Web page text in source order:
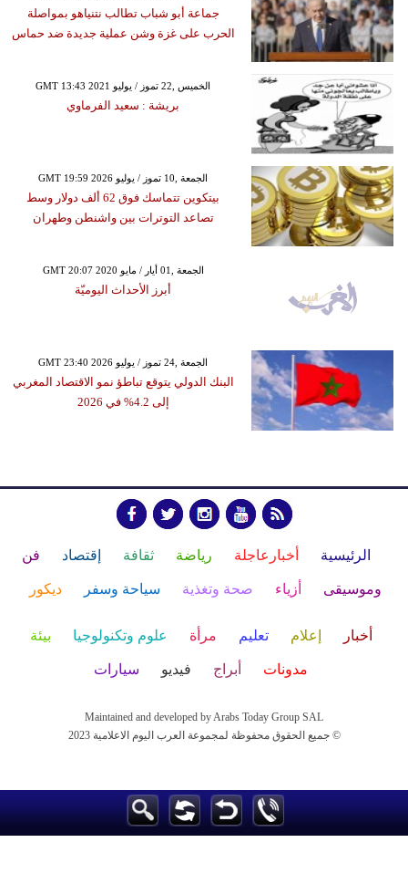
جماعة أبو شباب تطالب نتنياهو بمواصلة
الحرب على غزة وشن عملية جديدة ضد حماس
GMT 13:43 2021 الخميس ,22 تموز / يوليو
بريشة : سعيد الفرماوي
GMT 19:59 2026 الجمعة ,10 تموز / يوليو
بيتكوين تتماسك فوق 62 ألف دولار وسط
تصاعد التوترات بين واشنطن وطهران
GMT 20:07 2020 الجمعة ,01 أيار / مايو
أبرز الأحداث اليوميّة
GMT 23:40 2026 الجمعة ,24 تموز / يوليو
البنك الدولي يتوقع تباطؤ نمو الاقتصاد المغربي
إلى 4.2% في 2026
الرئيسية أخبارعاجلة رياضة ثقافة إقتصاد فن
وموسيقى أزياء صحة وتغذية سياحة وسفر ديكور
أخبار إعلام تعليم مرأة علوم وتكنولوجيا بيئة
مدونات أبراج فيديو سيارات
Maintained and developed by Arabs Today Group SAL
جميع الحقوق محفوظة لمجموعة العرب اليوم الاعلامية 2023 ©